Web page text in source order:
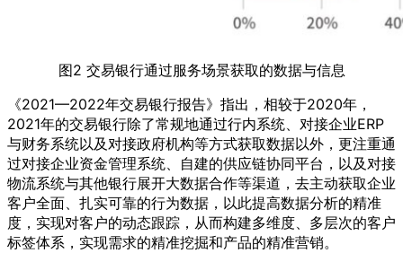
图2 交易银行通过服务场景获取的数据与信息
《2021—2022年交易银行报告》指出，相较于2020年，
2021年的交易银行除了常规地通过行内系统、对接企业ERP
与财务系统以及对接政府机构等方式获取数据以外，更注重通
过对接企业资金管理系统、自建的供应链协同平台，以及对接
物流系统与其他银行展开大数据合作等渠道，去主动获取企业
客户全面、扎实可靠的行为数据，以此提高数据分析的精准
度，实现对客户的动态跟踪，从而构建多维度、多层次的客户
标签体系，实现需求的精准挖掘和产品的精准营销。